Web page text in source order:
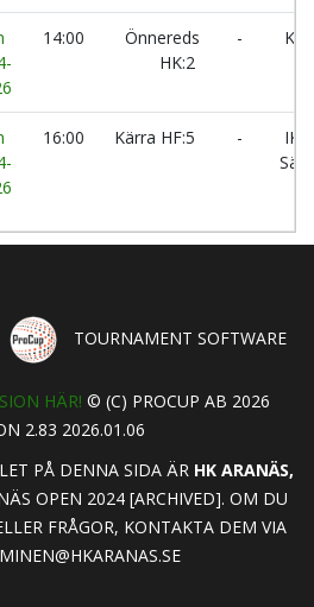
14:00
Önnereds
HK:2
-
16:00 Kärra HF:5 -
IK
TOURNAMENT SOFTWARE
HÄR! © (C) PROCUP AB 2026
2.83 2026.01.06
PÅ DENNA SIDA ÄR HK ARANÄS,
OPEN 2024 [ARCHIVED]. OM DU
FRÅGOR, KONTAKTA DEM VIA